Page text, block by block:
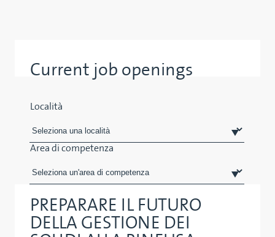
Current job openings
Località
Area di competenza
PREPARARE IL FUTURO
DELLA GESTIONE DEI